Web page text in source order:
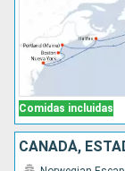
Comidas incluidas
CANADÁ,